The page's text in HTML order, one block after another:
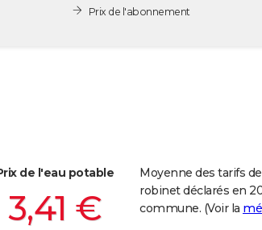
Prix de l'abonnement
de l'eau potable
3,41 €
Moyenne des tarifs
robinet déclarés en
commune. (Voir la